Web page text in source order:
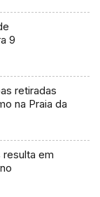
9
retiradas
na Praia da
resulta em